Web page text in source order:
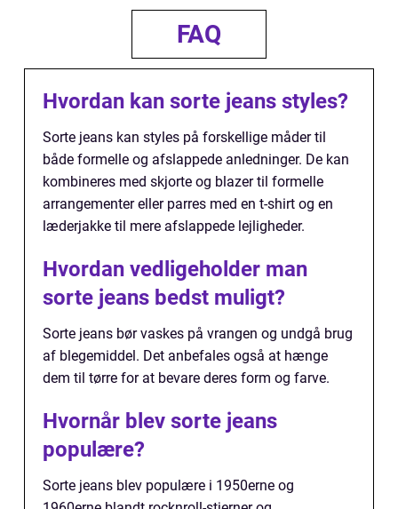
FAQ
Hvordan kan sorte jeans styles?
Sorte jeans kan styles på forskellige måder til
både formelle og afslappede anledninger. De kan
kombineres med skjorte og blazer til formelle
arrangementer eller parres med en t-shirt og en
læderjakke til mere afslappede lejligheder.
Hvordan vedligeholder man
sorte jeans bedst muligt?
Sorte jeans bør vaskes på vrangen og undgå brug
af blegemiddel. Det anbefales også at hænge
dem til tørre for at bevare deres form og farve.
Hvornår blev sorte jeans
populære?
Sorte jeans blev populære i 1950erne og